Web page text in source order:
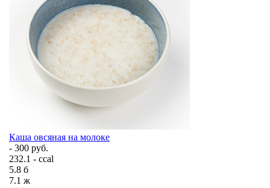
Каша овсяная на молоке
- 300 руб.
232.1 - ccal
5.8 б
7.1 ж